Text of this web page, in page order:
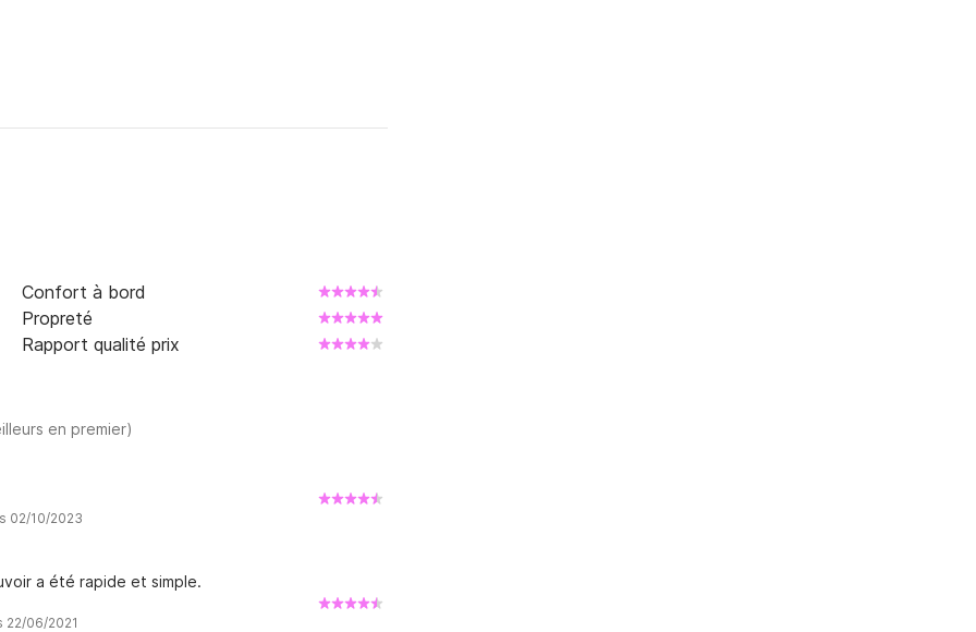
Confort à bord
Propreté
Rapport qualité prix
en premier)
02/10/2023
a été rapide et simple.
22/06/2021